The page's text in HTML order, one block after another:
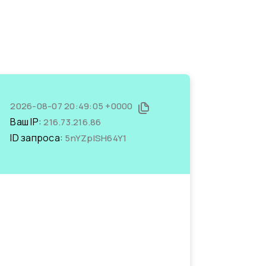
2026-08-07 20:49:05 +0000
Ваш IP:216.73.216.86
ID запроса: 5nYZplSH64Y1